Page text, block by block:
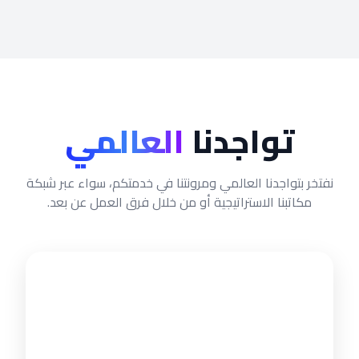
تواجدنا العالمي
نفتخر بتواجدنا العالمي ومرونتنا في خدمتكم، سواء عبر شبكة
مكاتبنا الاستراتيجية أو من خلال فرق العمل عن بعد.